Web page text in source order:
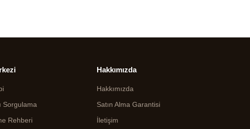
Sorgulama
Rehberi
Hakkımızda
Hakkımızda
Satın Alma Garantisi
İletişim